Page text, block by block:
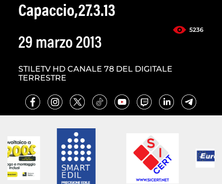
Capaccio,27.3.13
5236
29 marzo 2013
STILETV HD CANALE 78 DEL DIGITALE
TERRESTRE